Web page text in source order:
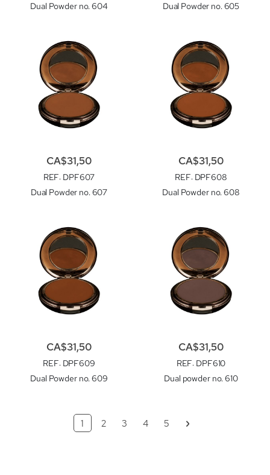
Dual Powder no. 604
Dual Powder no. 605
REF: DPF607
Dual Powder no. 607
CA$31,50
REF: DPF608
Dual Powder no. 608
CA$31,50
REF: DPF609
Dual Powder no. 609
CA$31,50
REF: DPF610
Dual powder no. 610
CA$31,50
Page
Vous lisez actuellement la page
1 Page
2 Page
3 Page
4 Page
5 Page
Suivant